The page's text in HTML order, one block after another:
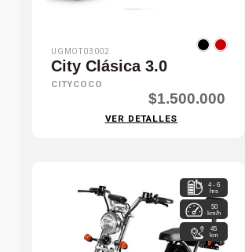
UGMOT03002
City Clásica 3.0
CITYCOCO
$1.500.000
VER DETALLES
4 - 6
hrs
50
km/h
45
km